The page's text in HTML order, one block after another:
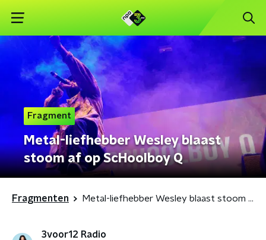
Fragment
Metal-liefhebber Wesley blaast
stoom af op ScHoolboy Q
Fragmenten Metal-liefhebber Wesley blaast stoom af op ScHoolboy Q
3voor12 Radio